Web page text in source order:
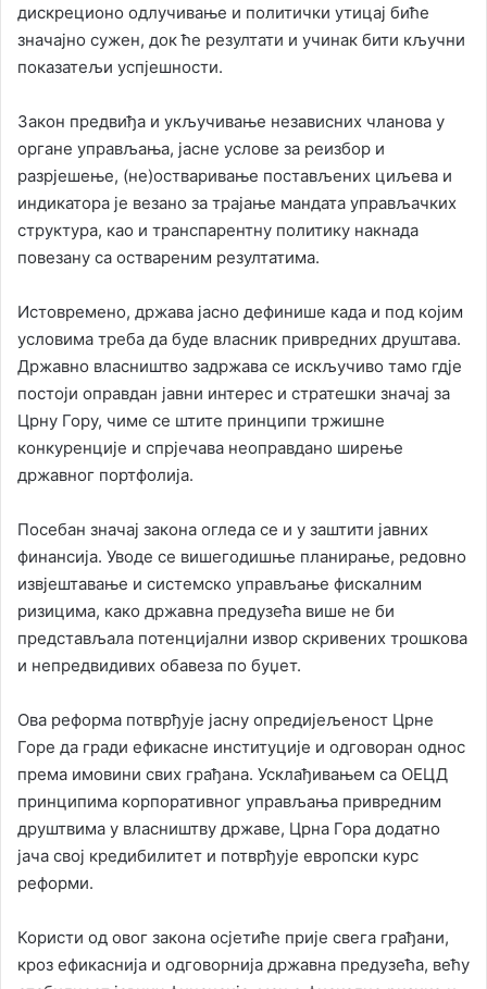
дискреционо одлучивање и политички утицај биће
значајно сужен, док ће резултати и учинак бити кључни
показатељи успјешности.
Закон предвиђа и укључивање независних чланова у
органе управљања, јасне услове за реизбор и
разрјешење, (не)остваривање постављених циљева и
индикатора је везано за трајање мандата управљачких
структура, као и транспарентну политику накнада
повезану са оствареним резултатима.
Истовремено, држава јасно дефинише када и под којим
условима треба да буде власник привредних друштава.
Државно власништво задржава се искључиво тамо гдје
постоји оправдан јавни интерес и стратешки значај за
Црну Гору, чиме се штите принципи тржишне
конкуренције и спрјечава неоправдано ширење
државног портфолија.
Посебан значај закона огледа се и у заштити јавних
финансија. Уводе се вишегодишње планирање, редовно
извјештавање и системско управљање фискалним
ризицима, како државна предузећа више не би
представљала потенцијални извор скривених трошкова
и непредвидивих обавеза по буџет.
Ова реформа потврђује јасну опредијељеност Црне
Горе да гради ефикасне институције и одговоран однос
према имовини свих грађана. Усклађивањем са ОЕЦД
принципима корпоративног управљања привредним
друштвима у власништву државе, Црна Гора додатно
јача свој кредибилитет и потврђује европски курс
реформи.
Користи од овог закона осјетиће прије свега грађани,
кроз ефикаснија и одговорнија државна предузећа, већу